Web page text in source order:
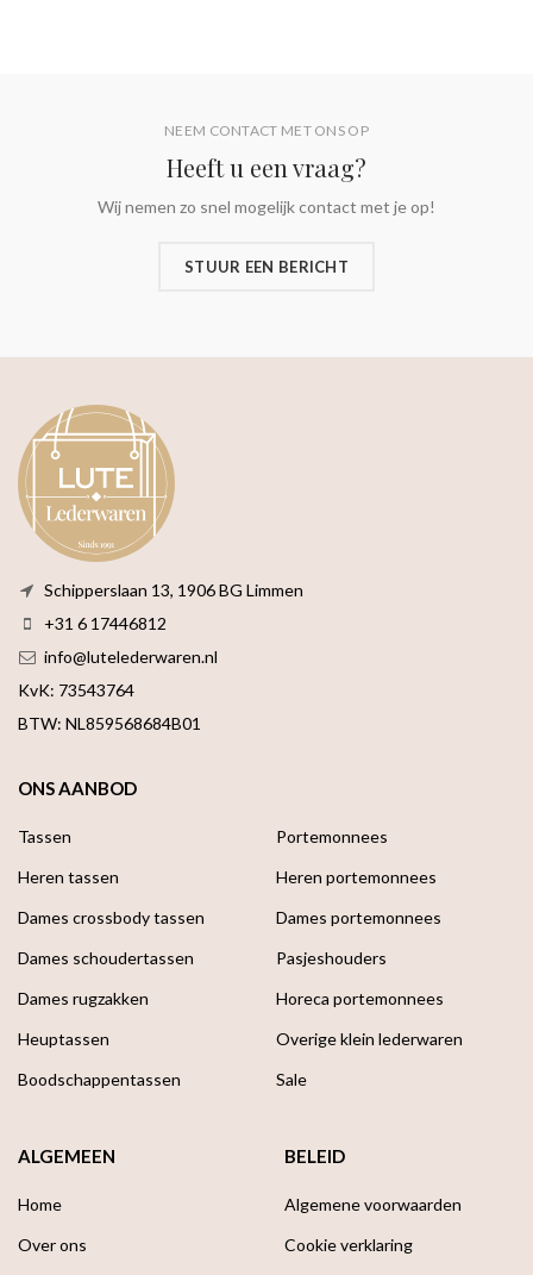
NEEM CONTACT MET ONS OP
Heeft u een vraag?
Wij nemen zo snel mogelijk contact met je op!
STUUR EEN BERICHT
Schipperslaan 13, 1906 BG Limmen
+31 6 17446812
info@lutelederwaren.nl
KvK: 73543764
BTW: NL859568684B01
ALGEMEEN
Home
Over ons
ONS AANBOD
Tassen
Heren tassen
Dames crossbody tassen
Dames schoudertassen
Dames rugzakken
Heuptassen
Boodschappen­tassen
Portemonnees
Heren portemonnees
Dames portemonnees
Pasjeshouders
Horeca portemonnees
Overige klein lederwaren
Sale
BELEID
Algemene voorwaarden
Cookie verklaring